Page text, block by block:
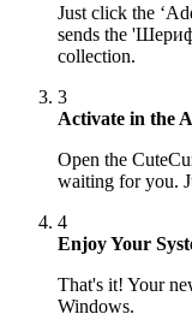
Just click the
sends the
collection.
3
Activate in the
Open the
waiting for you.
4
Enjoy Your
That's it! Your
Windows.